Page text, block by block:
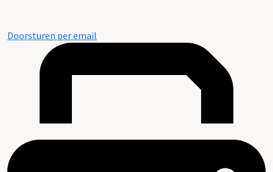
Doorsturen per email